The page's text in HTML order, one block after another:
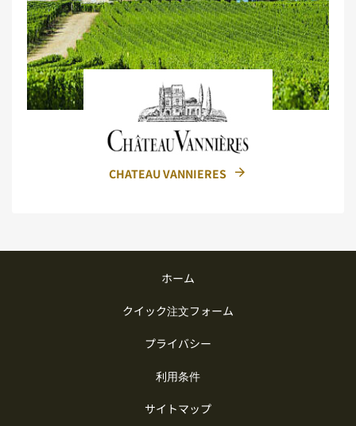
CHATEAU VANNIERES
ホーム
クイック注文フォーム
プライバシー
利用条件
サイトマップ